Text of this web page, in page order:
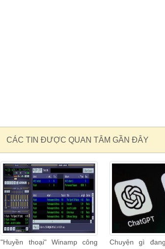
CÁC TIN ĐƯỢC QUAN TÂM GẦN ĐÂY
"Huyền thoại" Winamp công Chuyện gì